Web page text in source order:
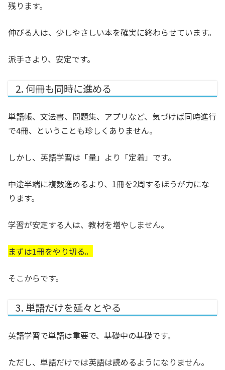
残ります。
伸びる人は、少しやさしい本を確実に終わらせています。
派手さより、安定です。
2. 何冊も同時に進める
単語帳、文法書、問題集、アプリなど、気づけば同時進行
で4冊、ということも珍しくありません。
しかし、英語学習は「量」より「定着」です。
中途半端に複数進めるより、1冊を2周するほうが力にな
ります。
学習が安定する人は、教材を増やしません。
まずは1冊をやり切る。
そこからです。
3. 単語だけを延々とやる
英語学習で単語は重要で、基礎中の基礎です。
ただし、単語だけでは英語は読めるようになりません。